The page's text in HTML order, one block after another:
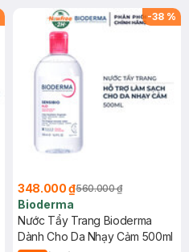
(SL có hạn)
-38 %
348.000 ₫560.000 ₫
Bioderma
Nước Tẩy Trang Bioderma
Dành Cho Da Nhạy Cảm 500ml